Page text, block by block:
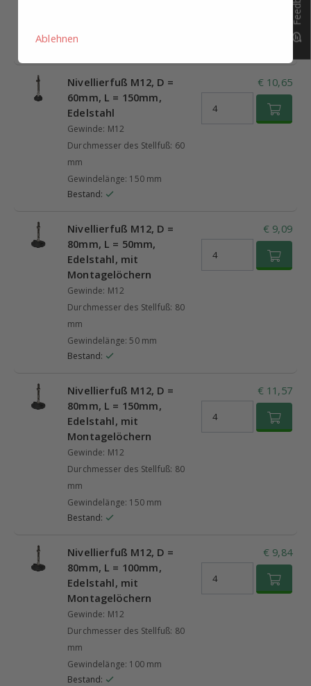
Nivellierfuß M12, D =
60mm, L = 150mm,
Edelstahl
Gewinde: M12
Durchmesser des Stellfuß: 60
mm
Gewindelänge: 150 mm
Bestand:
€ 10,65
Nivellierfuß M12, D =
80mm, L = 50mm,
Edelstahl, mit
Montagelöchern
Gewinde: M12
Durchmesser des Stellfuß: 80
mm
Gewindelänge: 50 mm
Bestand:
€ 9,09
Nivellierfuß M12, D =
80mm, L = 150mm,
Edelstahl, mit
Montagelöchern
Gewinde: M12
Durchmesser des Stellfuß: 80
mm
Gewindelänge: 150 mm
Bestand:
€ 11,57
Nivellierfuß M12, D =
80mm, L = 100mm,
Edelstahl, mit
Montagelöchern
Gewinde: M12
Durchmesser des Stellfuß: 80
mm
Gewindelänge: 100 mm
Bestand:
€ 9,84
Ablehnen